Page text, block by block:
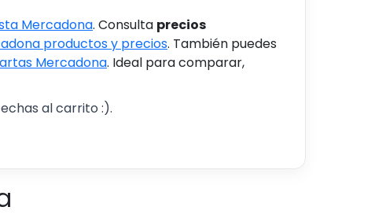
Mercadona. Consulta precios
productos y precios. También puedes
Mercadona. Ideal para comparar,
al carrito :).